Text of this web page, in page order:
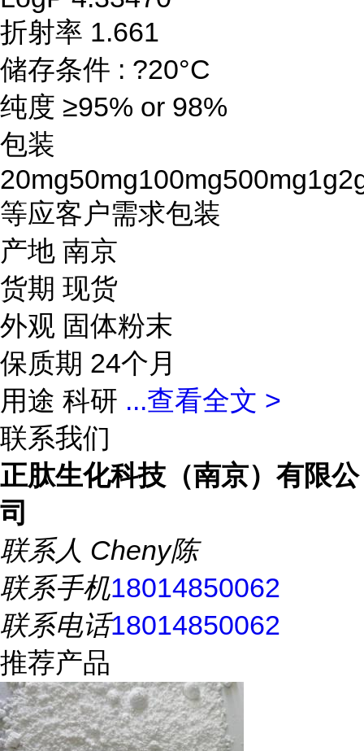
折射率 1.661
储存条件 : ?20°C
纯度 ≥95% or 98%
包装
等应客户需求包装
产地 南京
货期 现货
外观 固体粉末
保质期 24个月
用途 科研 ...查看全文 >
联系我们
正肽生化科技（南京）有限公
司
联系人 Cheny陈
联系手机18014850062
联系电话18014850062
推荐产品